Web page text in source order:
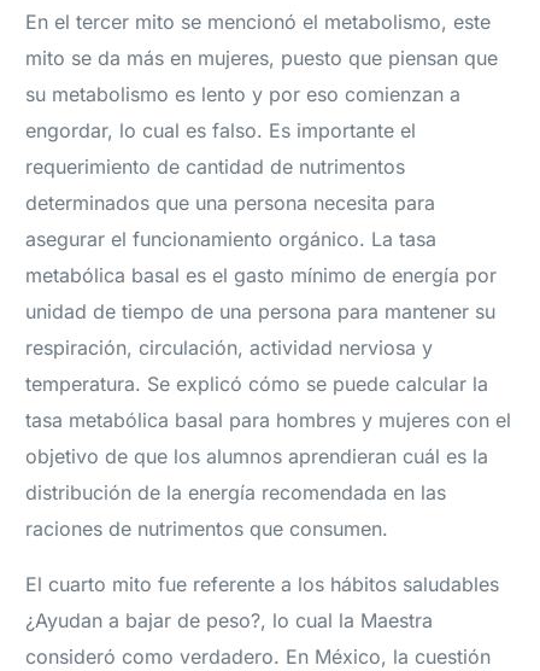
En el tercer mito se mencionó el metabolismo, este
mito se da más en mujeres, puesto que piensan que
su metabolismo es lento y por eso comienzan a
engordar, lo cual es falso. Es importante el
requerimiento de cantidad de nutrimentos
determinados que una persona necesita para
asegurar el funcionamiento orgánico. La tasa
metabólica basal es el gasto mínimo de energía por
unidad de tiempo de una persona para mantener su
respiración, circulación, actividad nerviosa y
temperatura. Se explicó cómo se puede calcular la
tasa metabólica basal para hombres y mujeres con el
objetivo de que los alumnos aprendieran cuál es la
distribución de la energía recomendada en las
raciones de nutrimentos que consumen.
El cuarto mito fue referente a los hábitos saludables
¿Ayudan a bajar de peso?, lo cual la Maestra
consideró como verdadero. En México, la cuestión